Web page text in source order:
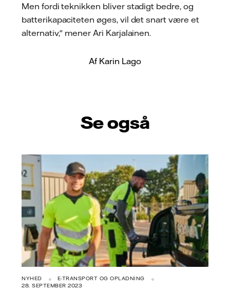
Men fordi teknikken bliver stadigt bedre, og
batterikapaciteten øges, vil det snart være et
alternativ," mener Ari Karjalainen.
Af Karin Lago
Se også
NYHED
E-TRANSPORT OG OPLADNING
28. SEPTEMBER 2023